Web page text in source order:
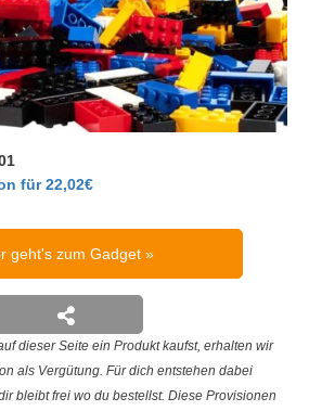
für 22,02€
geht's zum Gadget
dieser Seite ein Produkt kaufst, erhalten wir
als Vergütung. Für dich entstehen dabei
bleibt frei wo du bestellst. Diese Provisionen